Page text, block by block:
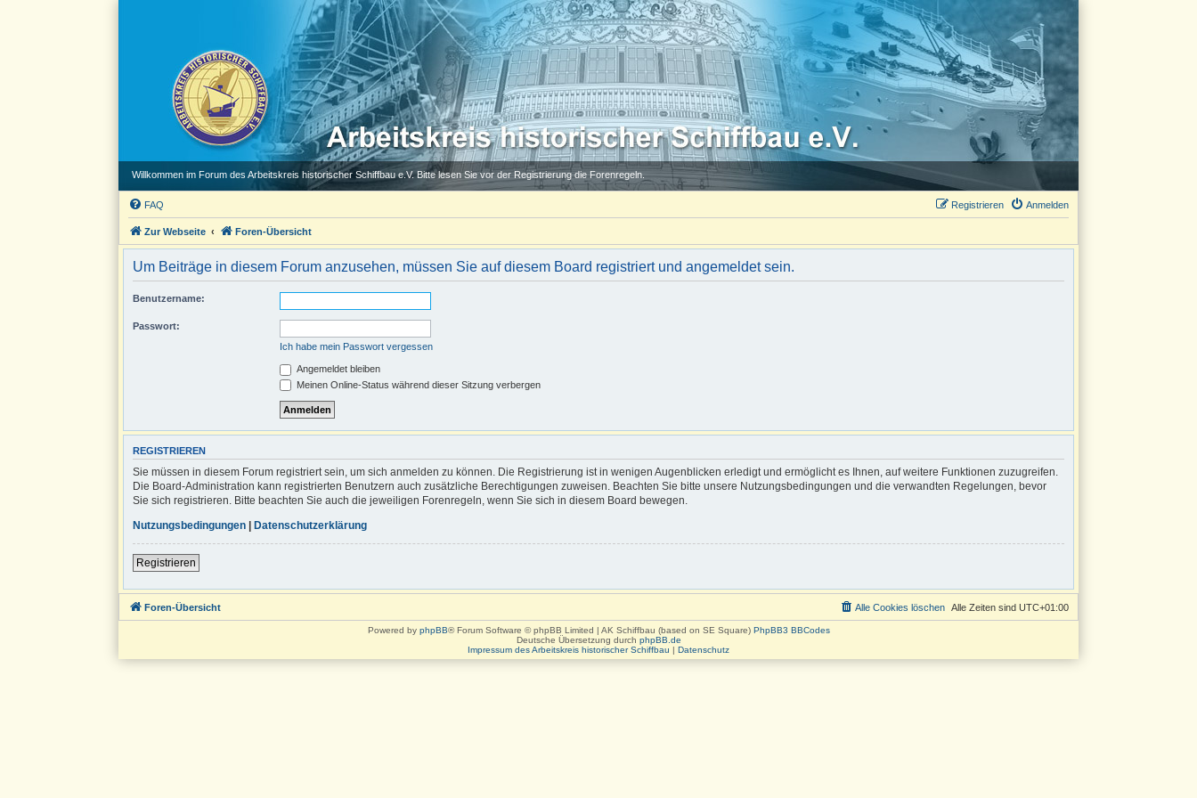
Willkommen im Forum des Arbeitskreis historischer Schiffbau e.V. Bitte lesen Sie vor der Registrierung die Forenregeln.
FAQ Anmelden
Registrieren
Zur Webseite Foren-Übersicht
Um Beiträge in diesem Forum anzusehen, müssen Sie auf diesem Board registriert und angemeldet sein.
Benutzername:
Passwort:
Ich habe mein Passwort vergessen
Angemeldet bleiben
Meinen Online-Status während dieser Sitzung verbergen
REGISTRIEREN
Sie müssen in diesem Forum registriert sein, um sich anmelden zu können. Die Registrierung ist in wenigen Augenblicken erledigt und ermöglicht es Ihnen, auf weitere Funktionen zuzugreifen.
Die Board-Administration kann registrierten Benutzern auch zusätzliche Berechtigungen zuweisen. Beachten Sie bitte unsere Nutzungsbedingungen und die verwandten Regelungen, bevor
Sie sich registrieren. Bitte beachten Sie auch die jeweiligen Forenregeln, wenn Sie sich in diesem Board bewegen.
Nutzungsbedingungen | Datenschutzerklärung
Registrieren
Foren-Übersicht Alle Zeiten sind UTC+01:00
Alle Cookies löschen
Powered by phpBB® Forum Software © phpBB Limited | AK Schiffbau (based on SE Square) PhpBB3 BBCodes
Deutsche Übersetzung durch phpBB.de
Impressum des Arbeitskreis historischer Schiffbau | Datenschutz